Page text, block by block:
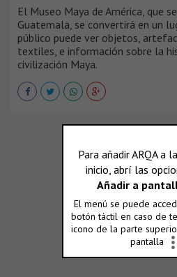
El Museo Maya de América, que
Guatemala, se convertirá en un
público puede ver objetos,
textiles, e información sobre la
civilización Maya.